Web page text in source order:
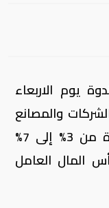
يوم الاربعاء
والمصانع
بالقطاع لماكينات مصانعهم بفائدة من 3% إلى 7%
المال العامل